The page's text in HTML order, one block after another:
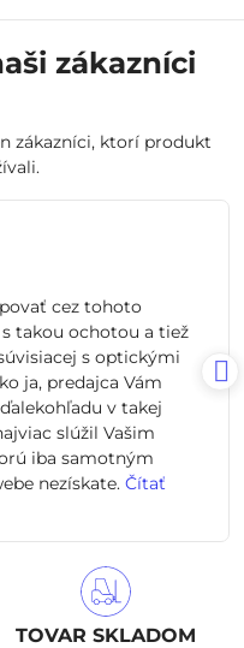
zákazníci
zákazníci, ktorí produkt
cez tohoto
takou ochotou a tiež
s optickými
ja, predajca Vám
v takej
slúžil Vašim
iba samotným
nezískate. Čítať
TOVAR SKLADOM